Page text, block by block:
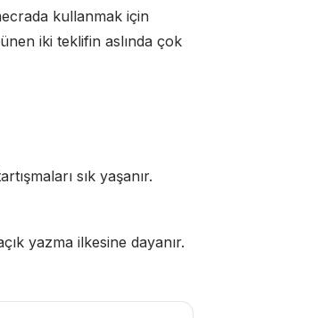
kullanmak için
iki teklifin aslında çok
sık yaşanır.
yazma ilkesine dayanır.